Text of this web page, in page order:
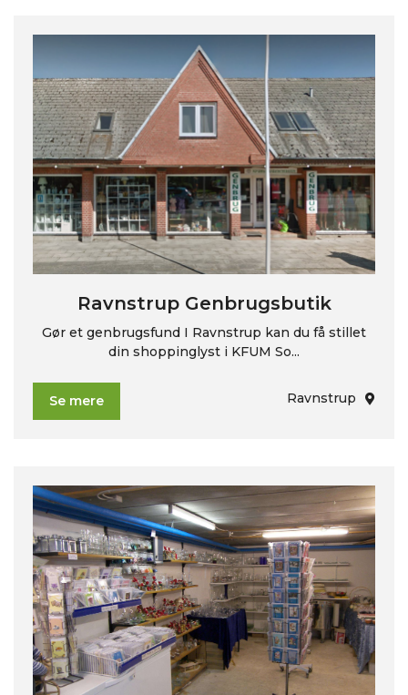
Ravnstrup Genbrugsbutik
Gør et genbrugsfund I Ravnstrup kan du få stillet
din shoppinglyst i KFUM So...
Se mere Ravnstrup